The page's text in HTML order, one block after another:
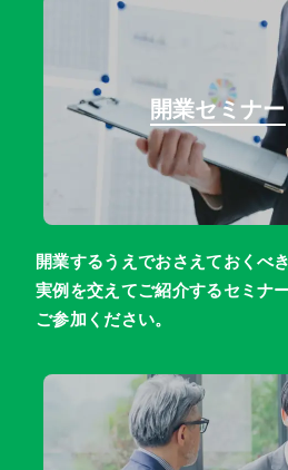
開業セミナー
開業するうえでおさえておくべ
実例を交えてご紹介するセミナ
ご参加ください。